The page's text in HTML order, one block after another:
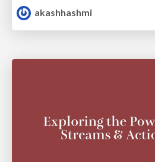
akashhashmi